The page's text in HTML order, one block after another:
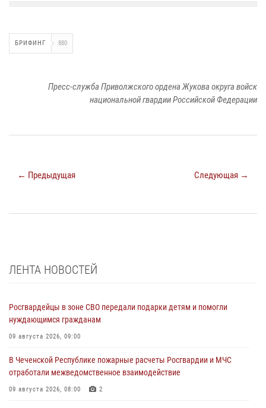
БРИФИНГ 880
Пресс-служба Приволжского ордена Жукова округа войск
национальной гвардии Российской Федерации
← Предыдущая Следующая →
ЛЕНТА НОВОСТЕЙ
Росгвардейцы в зоне СВО передали подарки детям и помогли
нуждающимся гражданам
09 августа 2026, 09:00
В Чеченской Республике пожарные расчеты Росгвардии и МЧС
отработали межведомственное взаимодействие
09 августа 2026, 08:00 2